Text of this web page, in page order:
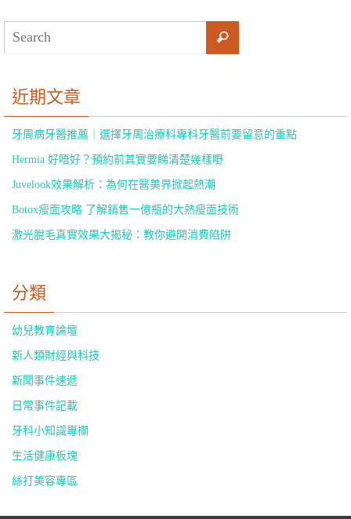
近期文章
牙周病牙醫推薦｜選擇牙周治療科專科牙醫前要留意的重點
Hermia 好唔好？預約前其實要睇清楚幾樣嘢
Juvelook效果解析：為何在醫美界掀起熱潮
Botox瘦面攻略 了解銷售一億瓶的大熱瘦面技術
激光脫毛真實效果大揭秘：教你避開消費陷阱
分類
幼兒教育論壇
新人類財經與科技
新聞事件速遞
日常事件記載
牙科小知識專欄
生活健康板塊
絲打美容專區